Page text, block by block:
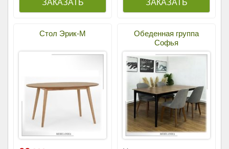
Стол Эрик-М
Обеденная группа
Софья